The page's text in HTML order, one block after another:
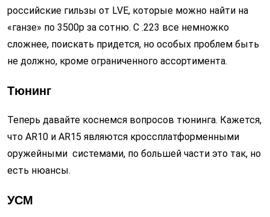
российские гильзы от LVE, которые можно найти на
«ганзе» по 3500р за сотню. С .223 все немножко
сложнее, поискать придется, но особых проблем быть
не должно, кроме ограниченного ассортимента.
Тюнинг
Теперь давайте коснемся вопросов тюнинга. Кажется,
что AR10 и AR15 являются кроссплатформенными
оружейными системами, по большей части это так, но
есть нюансы.
УСМ